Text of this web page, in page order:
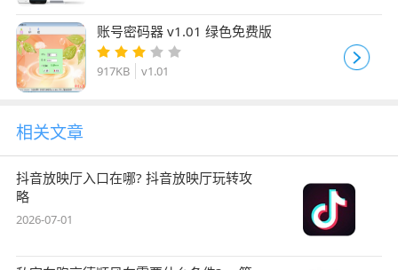
账号密码器 v1.01 绿色免费版
917KB v1.01
相关文章
抖音放映厅入口在哪? 抖音放映厅玩转攻
略
2026-07-01